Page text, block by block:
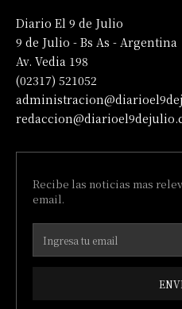
Diario El 9 de Julio
9 de Julio - Bs As - Argentina
Av. Vedia 198
(02317) 521052
Recibe las noticias mas
email.